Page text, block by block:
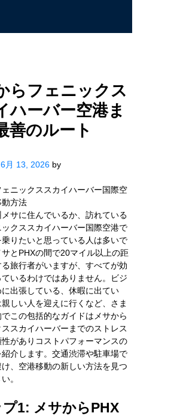
らフェニックス
ハーバー空港ま
善のルート
6月 13, 2026 by
ェニックススカイハーバー国際空
方法
サに住んでいるか、訪れている
クススカイハーバー国際空港で
りたいと思っている人は多いで
とPHXの間で20マイル以上の距
旅行者がいますが、すべてが効
いるわけではありません。ビジ
出張している、休暇に出てい
しい人を迎えに行くなど、さま
この包括的なガイドはメサから
スカイハーバーまでのストレス
がありコストパフォーマンスの
介します。交通渋滞や駐車場で
、空港移動の新しい方法を見つ
。
1: メサからPHX